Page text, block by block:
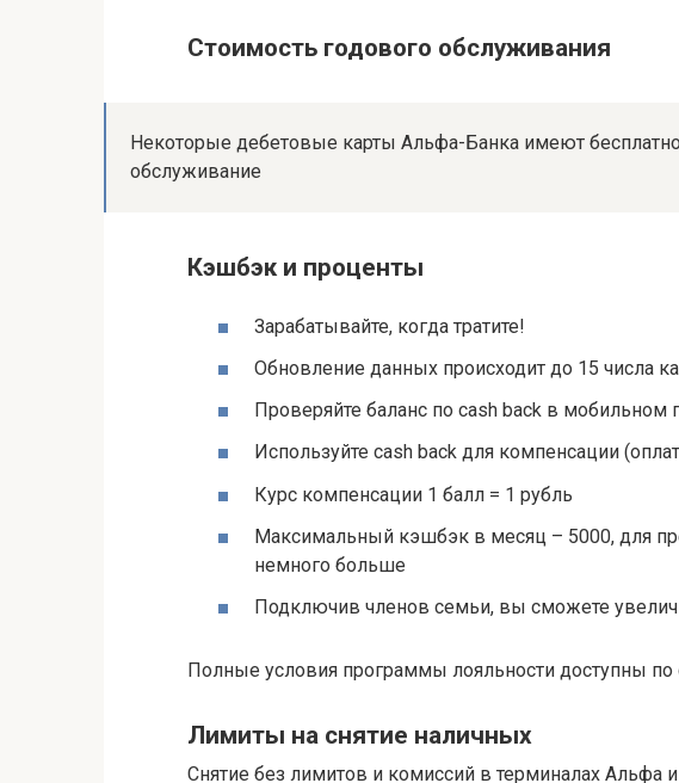
Стоимость годового обслуживания
Некоторые дебетовые карты Альфа-Банка имеют
обслуживание
Кэшбэк и проценты
Зарабатывайте, когда тратите!
Обновление данных происходит до 15 числа
Проверяйте баланс по cash back в мобильном
Используйте cash back для компенсации
Курс компенсации 1 балл = 1 рубль
Максимальный кэшбэк в месяц – 5000, для
немного больше
Подключив членов семьи, вы сможете
Полные условия программы лояльности доступны по
Лимиты на снятие наличных
Снятие без лимитов и комиссий в терминалах Альфа и